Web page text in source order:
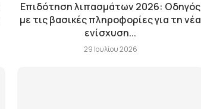
Επιδότηση λιπασμάτων 2026: Οδηγός
με τις βασικές πληροφορίες για τη νέα
ενίσχυση...
29 Ιουλίου 2026